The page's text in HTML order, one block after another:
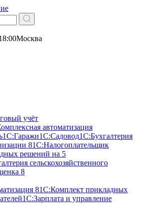
Москва
учёт
автоматизация
1С:Гаражи1С:Садовод1С:Бухгалтерия
81С:Налогоплательщик
решений на 5
сельскохозяйственного
8
81С:Комплект прикладных
1С:Зарплата и управление